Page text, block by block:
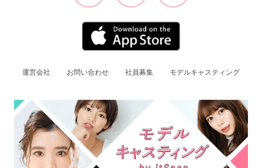
運営会社 お問い合わせ 社員募集 モデルキャスティング